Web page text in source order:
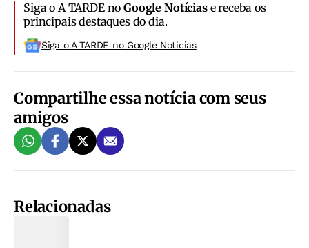
Siga o A TARDE noGoogle Notíciase receba os
principais destaques do dia.
Siga o A TARDE no Google Noticias
Compartilhe essa notícia com seus
amigos
Relacionadas